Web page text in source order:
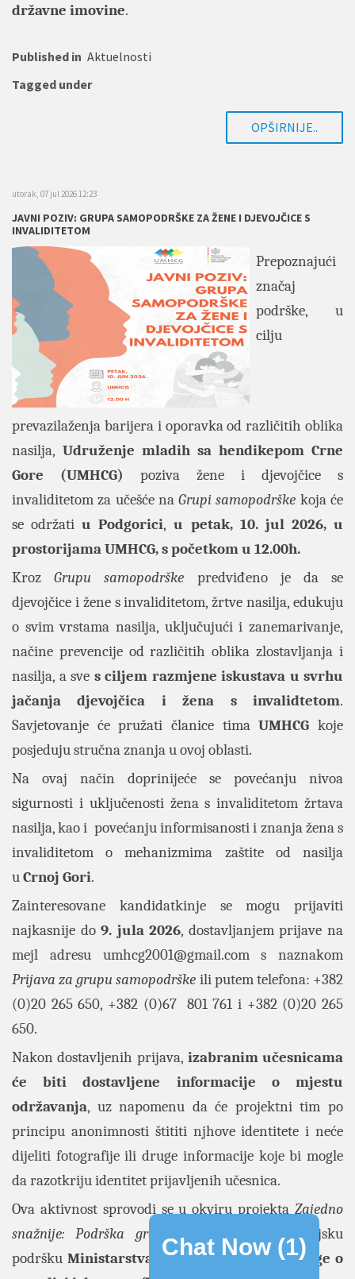
državne imovine.
Published in Aktuelnosti
Tagged under
OPŠIRNIJE..
utorak, 07 jul 2026 12:23
JAVNI POZIV: GRUPA SAMOPODRŠKE ZA ŽENE I DJEVOJČICE S
INVALIDITETOM
Prepoznajući
značaj
podrške, u
cilju
prevazilaženja barijera i oporavka od različitih oblika
nasilja, Udruženje mladih sa hendikepom Crne
Gore
(UMHCG) poziva žene i djevojčice s
invaliditetom za učešće naGrupi samopodrške koja će
se održatiu Podgorici,u petak, 10. jul 2026, u
prostorijama UMHCG, s početkom u 12.00h.
KrozGrupu samopodrške predviđeno je da se
djevojčice i žene s invaliditetom, žrtve nasilja, edukuju
o svim vrstama nasilja, uključujući i zanemarivanje,
načine prevencije od različitih oblika zlostavljanja i
nasilja, a sve s ciljem razmjene iskustava u svrhu
jačanja djevojčica i žena s invalidtetom.
Savjetovanje će pružati članice timaUMHCGkoje
posjeduju stručna znanja u ovoj oblasti.
Na ovaj način doprinijeće se povećanju nivoa
sigurnosti i uključenosti žena s invaliditetom žrtava
nasilja, kao i povećanju informisanosti i znanja žena s
invaliditetom o mehanizmima zaštite od nasilja
uCrnoj Gori.
Zainteresovane kandidatkinje se mogu prijaviti
najkasnije do9. jula 2026, dostavljanjem prijave na
mejl adresu umhcg2001@gmail.coms naznakom
Prijava za grupu samopodrške ili putem telefona: +382
(0)20 265 650, +382 (0)67 801 761 i +382 (0)20 265
650.
Nakon dostavljenih prijava, izabranim učesnicama
će biti dostavljene informacije o mjestu
održavanja, uz napomenu da će projektni tim po
principu anonimnosti štititi njhove identitete i neće
dijeliti fotografije ili druge informacije koje bi mogle
da razotkriju identitet prijavljenih učesnica.
Ova aktivnost sprovodi se u okviru projekta Zajedno
snažnije: Podrška gradi sigurnost!
uz finansijsku
podršku Ministarstva socijalnog staranja, brige o
Chat Now (1)